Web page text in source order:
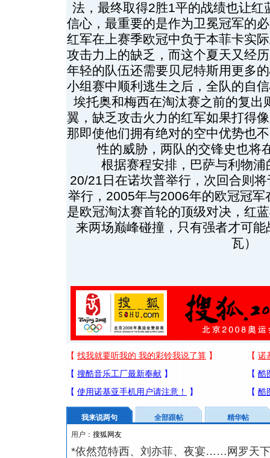
法，最终取得2胜1平的战绩也让红
信心，最重要的是作为卫冕冠军的
红军在上赛季欧冠中负于本菲卡实
攻击力上的缺乏，而这个夏天又经
年轻的队伍还需要贝尼特斯用更多
小组赛中顺利逃生之后，全队的自
埃托奥和梅西在淘汰赛之前的复出
翼，缺乏攻击火力的红军如果打得
那即使他们拥有绝对的空中优势也
性的威胁，两队的交锋史也将
根据赛程安排，巴萨与利物浦
20/21日在诺坎普举行，次回合则
举行，2005年与2006年的欧冠冠
是欧冠淘汰赛首轮的顶级对决，红
来两场巅峰碰撞，只有强者才可
瓦）
我来说两句 全部跟帖
精华帖
用户：
*依然范特西、刘亦菲、夜宴……网罗天